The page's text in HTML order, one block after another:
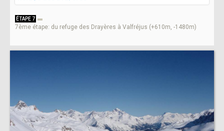
ÉTAPE 7
7ème étape: du refuge des Drayères à Valfréjus (+610m, -1480m)